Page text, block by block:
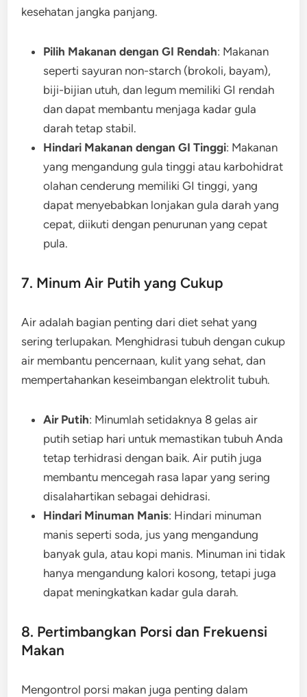
kesehatan jangka panjang.
Pilih Makanan dengan GI Rendah: Makanan
seperti sayuran non-starch (brokoli, bayam),
biji-bijian utuh, dan legum memiliki GI rendah
dan dapat membantu menjaga kadar gula
darah tetap stabil.
Hindari Makanan dengan GI Tinggi: Makanan
yang mengandung gula tinggi atau karbohidrat
olahan cenderung memiliki GI tinggi, yang
dapat menyebabkan lonjakan gula darah yang
cepat, diikuti dengan penurunan yang cepat
pula.
7. Minum Air Putih yang Cukup
Air adalah bagian penting dari diet sehat yang
sering terlupakan. Menghidrasi tubuh dengan cukup
air membantu pencernaan, kulit yang sehat, dan
mempertahankan keseimbangan elektrolit tubuh.
Air Putih: Minumlah setidaknya 8 gelas air
putih setiap hari untuk memastikan tubuh Anda
tetap terhidrasi dengan baik. Air putih juga
membantu mencegah rasa lapar yang sering
disalahartikan sebagai dehidrasi.
Hindari Minuman Manis: Hindari minuman
manis seperti soda, jus yang mengandung
banyak gula, atau kopi manis. Minuman ini tidak
hanya mengandung kalori kosong, tetapi juga
dapat meningkatkan kadar gula darah.
8. Pertimbangkan Porsi dan Frekuensi
Makan
Mengontrol porsi makan juga penting dalam